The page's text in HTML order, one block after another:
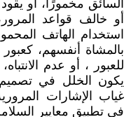
السائق مخمورًا، أو
أو خالف قواعد
استخدام الهاتف
بالمشاة أنفسهم،
للعبور ، أو عدم
يكون الخلل في
غياب الإشارات
في تطبيق معايير